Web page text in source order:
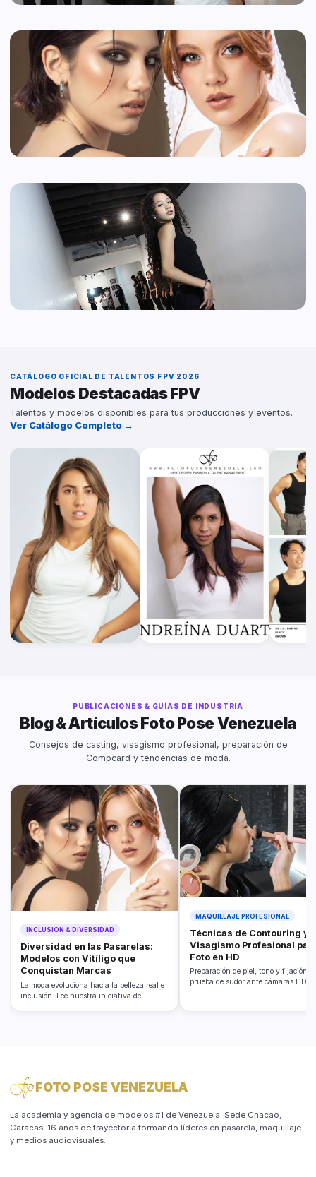
Academia de Modelaje
Certificación Modelo Profesional, Pasarela, Fotogenia y Expresión
Corporal (@fotoposev).
Cursos de Modelaje →
Casting & Audición
Filtro digital interactivo de 4 pasos para ingresar a la Agencia de
Modelos FPV.
Iniciar Audición Digital →
CATÁLOGO OFICIAL DE TALENTOS FPV 2026
Modelos Destacadas FPV
Talentos y modelos disponibles para tus producciones y eventos.
Ver Catálogo Completo →
PUBLICACIONES & GUÍAS DE INDUSTRIA
Blog & Artículos Foto Pose Venezuela
Consejos de casting, visagismo profesional, preparación de
Compcard y tendencias de moda.
INCLUSIÓN & DIVERSIDAD
Diversidad en las Pasarelas:
Modelos con Vitíligo que
Conquistan Marcas
La moda evoluciona hacia la belleza real e
inclusión. Lee nuestra iniciativa de
MAQUILLAJE PROFESIONAL
Técnicas de Contouring y
Visagismo Profesional
Foto en HD
Preparación de piel, tono y fijación a
prueba de sudor ante cámaras HD.
FOTO POSE VENEZUELA
La academia y agencia de modelos #1 de Venezuela. Sede Chacao,
Caracas. 16 años de trayectoria formando líderes en pasarela, maquillaje
y medios audiovisuales.